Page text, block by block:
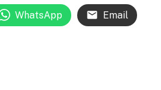
WhatsApp Email